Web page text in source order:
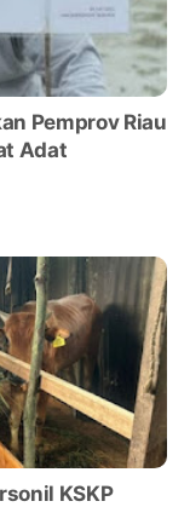
Pemprov Riau
Adat
KSKP